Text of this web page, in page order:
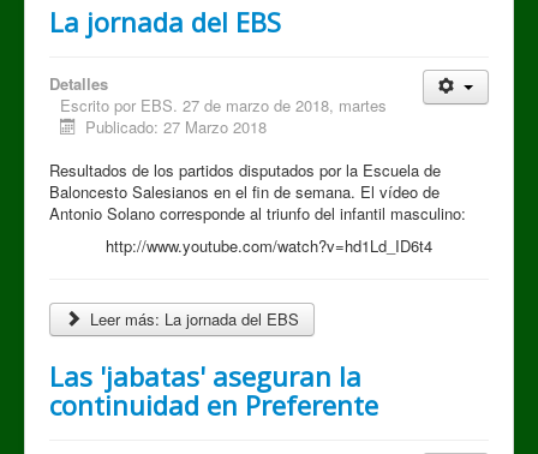
La jornada del EBS
Detalles
Escrito por EBS. 27 de marzo de 2018, martes
Publicado: 27 Marzo 2018
Resultados de los partidos disputados por la Escuela de
Baloncesto Salesianos en el fin de semana. El vídeo de
Antonio Solano corresponde al triunfo del infantil masculino:
http://www.youtube.com/watch?v=hd1Ld_ID6t4
Leer más: La jornada del EBS
Las 'jabatas' aseguran la
continuidad en Preferente